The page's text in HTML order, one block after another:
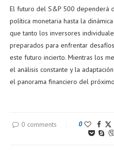
El futuro del S&P 500 dependerá
política monetaria hasta la
que tanto los inversores
preparados para enfrentar
este futuro incierto. Mientras los
el análisis constante y la
el panorama financiero del
0 comments 0